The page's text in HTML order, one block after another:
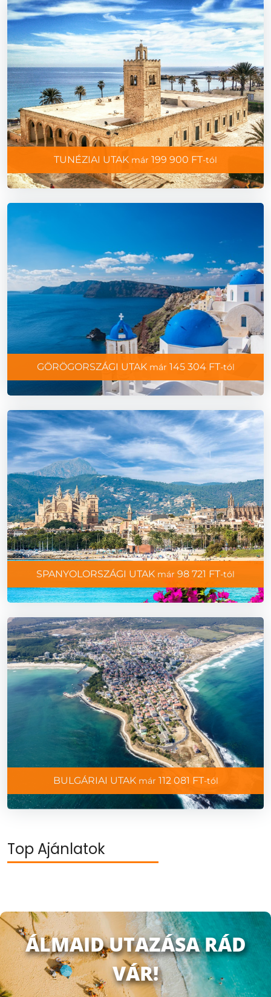
TUNÉZIAI UTAK már 199 900 FT-tól
GÖRÖGORSZÁGI UTAK már 145 304 FT-tól
SPANYOLORSZÁGI UTAK már 98 721 FT-tól
BULGÁRIAI UTAK már 112 081 FT-tól
Top Ajánlatok
ÁLMAID UTAZÁSA RÁD
VÁR!